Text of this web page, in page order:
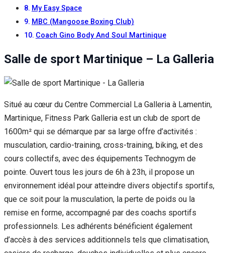
My Easy Space
MBC (Mangoose Boxing Club)
Coach Gino Body And Soul Martinique
Salle de sport Martinique – La Galleria
Situé au cœur du Centre Commercial La Galleria à Lamentin,
Martinique, Fitness Park Galleria est un club de sport de
1600m² qui se démarque par sa large offre d’activités :
musculation, cardio-training, cross-training, biking, et des
cours collectifs, avec des équipements Technogym de
pointe. Ouvert tous les jours de 6h à 23h, il propose un
environnement idéal pour atteindre divers objectifs sportifs,
que ce soit pour la musculation, la perte de poids ou la
remise en forme, accompagné par des coachs sportifs
professionnels. Les adhérents bénéficient également
d’accès à des services additionnels tels que climatisation,